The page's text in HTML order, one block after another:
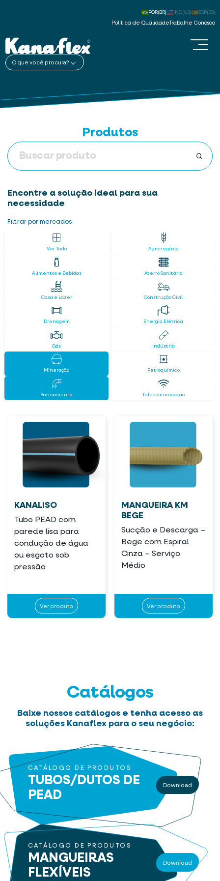
Política de Qualidade Trabalhe Conosco
POR(BR) ING(US) ESP(ES)
O que você procura?
Produtos
Encontre a solução ideal para sua
necessidade
Filtrar por mercados:
Ver Tudo Agronegócio
Alimentos e Bebidas Aterro Sanitário
Casa e Lazer Construção Civil
Drenagem Energia Elétrica
Gás Indústria
Mineração Petroquímico
Saneamento Telecomunicação
KANALISO
Tubo PEAD com
parede lisa para
condução de água
ou esgoto sob
pressão
Ver produto
MANGUEIRA KM
BEGE
Sucção e Descarga –
Bege com Espiral
Cinza – Serviço
Médio
Ver produto
Catálogos
Baixe nossos catálogos e tenha acesso as
soluções Kanaflex para o seu negócio:
CATÁLOGO DE PRODUTOS
TUBOS/DUTOS DE
PEAD
Download
CATÁLOGO DE PRODUTOS
MANGUEIRAS
FLEXÍVEIS
Download